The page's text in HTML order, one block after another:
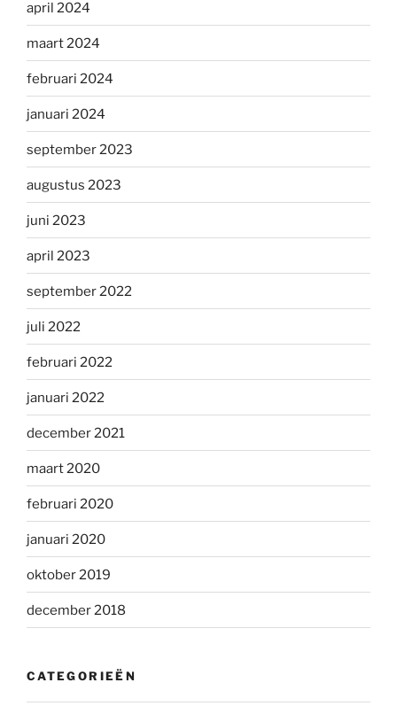
april 2024
maart 2024
februari 2024
januari 2024
september 2023
augustus 2023
juni 2023
april 2023
september 2022
juli 2022
februari 2022
januari 2022
december 2021
maart 2020
februari 2020
januari 2020
oktober 2019
december 2018
CATEGORIEËN